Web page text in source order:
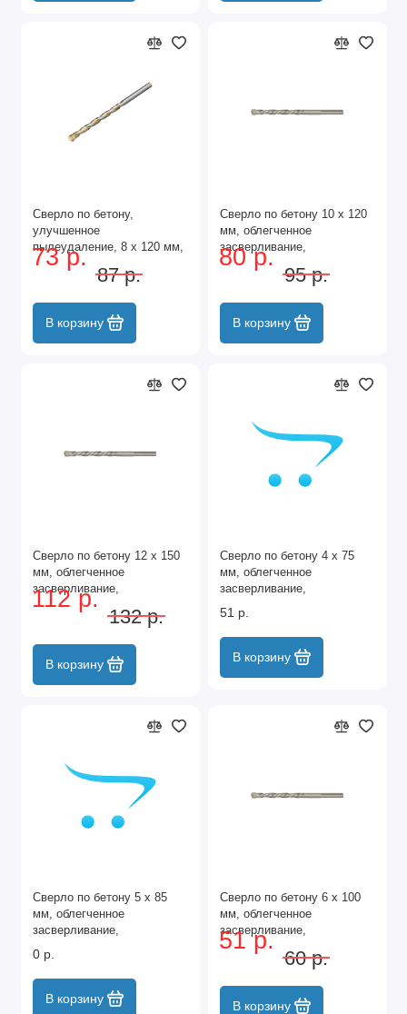
Сверло по бетону,
улучшенное
пылеудаление, 8 х 120 мм,
цилиндрический хвостовик
73 р.
87 р.
В корзину
Сверло по бетону 10 х 120
мм, облегченное
засверливание,
трехгранный хвостовик
80 р.
95 р.
В корзину
Сверло по бетону 12 х 150
мм, облегченное
засверливание,
трехгранный хвостовик
112 р.
132 р.
В корзину
Сверло по бетону 4 х 75
мм, облегченное
засверливание,
трехгранный хвостовик
Matrix
51 р.
В корзину
Сверло по бетону 5 х 85
мм, облегченное
засверливание,
трехгранный хвостовик
Matrix
0 р.
В корзину
Сверло по бетону 6 х 100
мм, облегченное
засверливание,
трехгранный хвостовик
51 р.
60 р.
В корзину